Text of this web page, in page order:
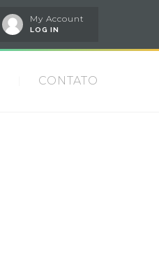
My Account
LOG IN
CONTATO